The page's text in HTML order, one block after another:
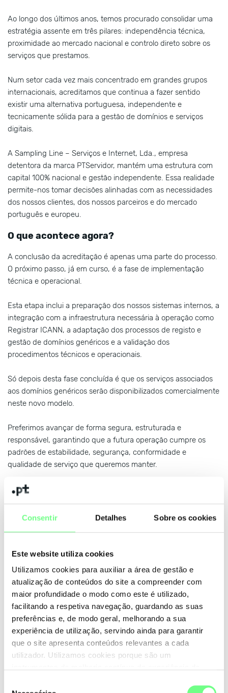
Consentir Detalhes Sobre os cookies
Este website utiliza cookies
Utilizamos cookies para auxiliar a área de gestão e
atualização de conteúdos do site a compreender com
maior profundidade o modo como este é utilizado,
facilitando a respetiva navegação, guardando as suas
preferências e, de modo geral, melhorando a sua
experiência de utilização, servindo ainda para garantir
que o site apresenta conteúdos relevantes a cada
utilizador. Utilizamos cookies porque são um
Ao longo dos últimos anos, temos procurado consolidar uma
estratégia assente em três pilares: independência técnica,
proximidade ao mercado nacional e controlo direto sobre os
serviços que prestamos.
Num setor cada vez mais concentrado em grandes grupos
internacionais, acreditamos que continua a fazer sentido
existir uma alternativa portuguesa, independente e
tecnicamente sólida para a gestão de domínios e serviços
digitais.
A Sampling Line – Serviços e Internet, Lda., empresa
detentora da marca PTServidor, mantém uma estrutura com
capital 100% nacional e gestão independente. Essa realidade
permite-nos tomar decisões alinhadas com as necessidades
dos nossos clientes, dos nossos parceiros e do mercado
português e europeu.
O que acontece agora?
A conclusão da acreditação é apenas uma parte do processo.
O próximo passo, já em curso, é a fase de implementação
técnica e operacional.
Esta etapa inclui a preparação dos nossos sistemas internos, a
integração com a infraestrutura necessária à operação como
Registrar ICANN, a adaptação dos processos de registo e
gestão de domínios genéricos e a validação dos
procedimentos técnicos e operacionais.
Só depois desta fase concluída é que os serviços associados
aos domínios genéricos serão disponibilizados comercialmente
neste novo modelo.
Preferimos avançar de forma segura, estruturada e
responsável, garantindo que a futura operação cumpre os
padrões de estabilidade, segurança, conformidade e
qualidade de serviço que queremos manter.
Registrar.pt: uma nova marca para esta fase
Para acompanhar esta nova etapa, a operação enquanto
Registrar ICANN será desenvolvida sob a marca Registrar.pt.
com o objetivo de criar uma infraestrutura portuguesa
dedicada à gestão de domínios, preparada para servir clientes
finais, empresas, parceiros e revendedores.
Queremos que o Registrar.pt represente uma alternativa
nacional credível, robusta e tecnicamente preparada para
responder às necessidades de um mercado cada vez mais
exigente e competitivo.
Porque é que isto é importante?
Os domínios são uma parte essencial da presença digital de